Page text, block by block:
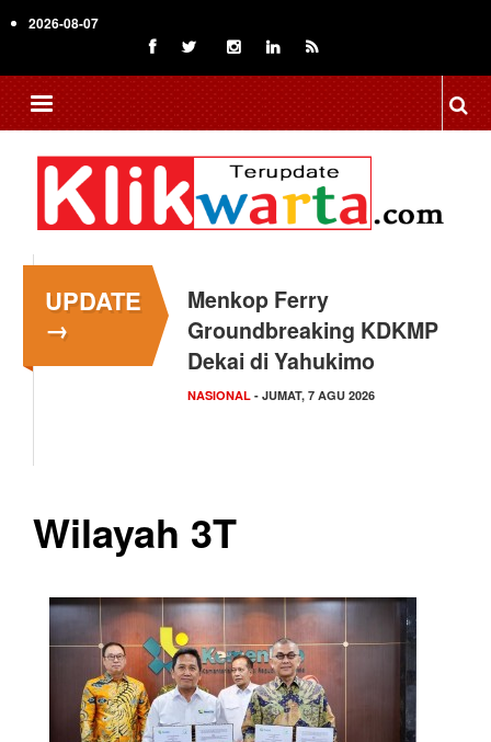
to
content
2026-08-07
UPDATE
→
Menkop Ferry
Groundbreaking KDKMP
Dekai di Yahukimo
NASIONAL - JUMAT, 7 AGU 2026
Dosen Ilmu Komputer
UPER Kembangkan
Aplikasi Netrash,
Pengelolaan…
Wilayah 3T